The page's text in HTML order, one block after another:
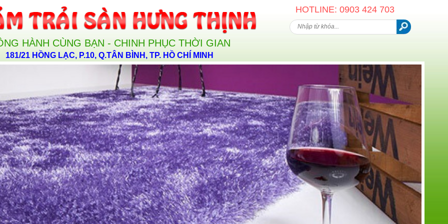
HÀNH CÙNG BẠN - CHINH PHỤC THỜI GIAN
181/21 HỒNG LẠC, P.10, Q.TÂN BÌNH, TP. HỒ CHÍ MINH
HOTLINE: 0903 424 703